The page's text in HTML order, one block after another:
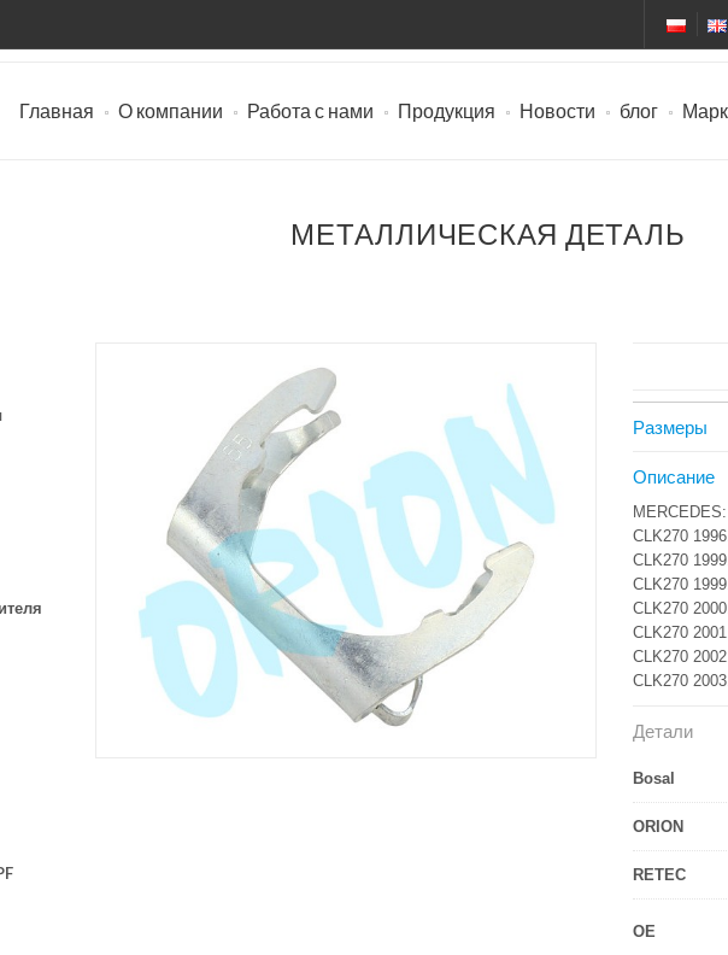
блог
Новости
Продукция
Работа с нами
О компании
Главная
МЕТАЛЛИЧЕСКАЯ ДЕТАЛЬ
Размеры
Описание
MERCEDES:
CLK270
CLK270
CLK270
CLK270
CLK270
CLK270
CLK270
Детали
Bosal
ORION
RETEC
OE